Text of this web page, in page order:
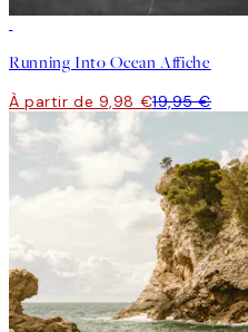
Running Into Ocean Affiche
À partir de 9,98 €19,95 €